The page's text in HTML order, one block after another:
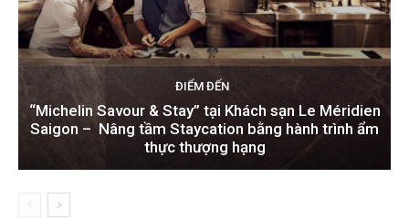
ĐIỂM ĐẾN
“Michelin Savour & Stay” tại Khách sạn Le Méridien
Saigon – Nâng tầm Staycation bằng hành trình ẩm
thực thượng hạng